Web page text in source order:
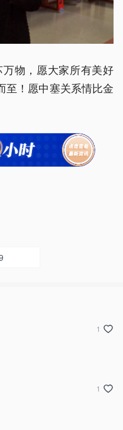
物，愿大家所有美好
至！愿中塞关系情比金
1
1